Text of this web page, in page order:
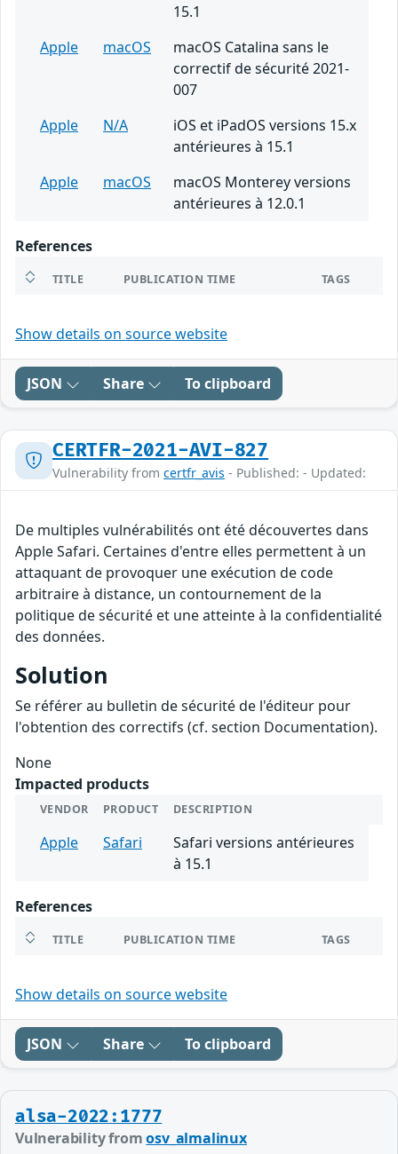
15.1
Apple
macOS
macOS Catalina sans le
correctif de sécurité 2021-
007
Apple
N/A
iOS et iPadOS versions 15.x
antérieures à 15.1
Apple
macOS
macOS Monterey versions
antérieures à 12.0.1
References
TITLE PUBLICATION TIME TAGS
Show details on source website
JSON Share To clipboard
CERTFR-2021-AVI-827
Vulnerability from certfr_avis - Published: - Updated:
De multiples vulnérabilités ont été découvertes dans
Apple Safari. Certaines d'entre elles permettent à un
attaquant de provoquer une exécution de code
arbitraire à distance, un contournement de la
politique de sécurité et une atteinte à la confidentialité
des données.
Solution
Se référer au bulletin de sécurité de l'éditeur pour
l'obtention des correctifs (cf. section Documentation).
None
Impacted products
VENDOR PRODUCT DESCRIPTION
Apple Safari
Safari versions antérieures
à 15.1
References
TITLE PUBLICATION TIME TAGS
Show details on source website
JSON Share To clipboard
alsa-2022:1777
Vulnerability fromosv_almalinux